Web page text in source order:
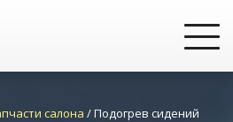
салона /Подогрев сидений